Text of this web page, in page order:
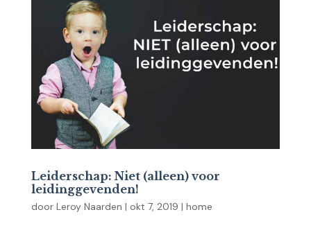
Leiderschap: Niet (alleen) voor
leidinggevenden!
door Leroy Naarden | okt 7, 2019 | home